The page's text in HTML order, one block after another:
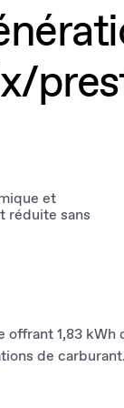
et
réduite sans
1,83 kWh
de